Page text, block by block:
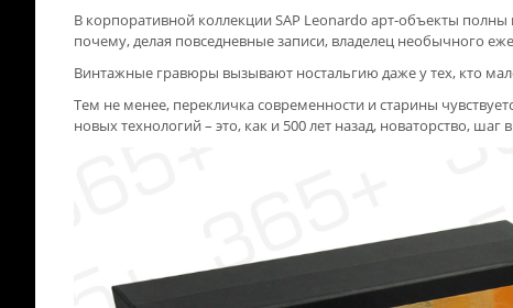
В корпоративной коллекции SAP Leonardo арт-объекты
почему, делая повседневные записи, владелец необычного
Винтажные гравюры вызывают ностальгию даже у тех, кто
Тем не менее, перекличка современности и старины
новых технологий – это, как и 500 лет назад, новаторство,